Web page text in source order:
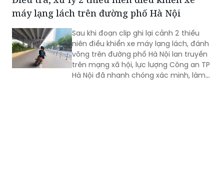
em, vi phạm pháp luật của học sinh
(HS).
máy lạng lách trên đường phố Hà Nội
Sau khi đoạn clip ghi lại cảnh 2 thiếu
niên điều khiển xe máy lạng lách, đánh
võng trên đường phố Hà Nội lan truyền
trên mạng xã hội, lực lượng Công an TP
Hà Nội đã nhanh chóng xác minh, làm